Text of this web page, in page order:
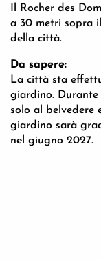
Il Rocher des
a 30 metri sopra
della città.
Da sapere:
La città sta
giardino. Durante
solo al belvedere
giardino sarà
nel giugno 2027.